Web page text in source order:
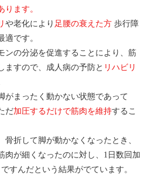
ます。
や老化により 足腰の衰えた方歩行障
です。
ンの分泌を促進することにより、筋
ますので、成人病の予防と リハビリ
がまったく動かない状態であって
だ加圧するだけで筋肉を維持するこ
骨折して脚が動かなくなったとき、
肉が細くなったのに対し、1日数回加
すんだという結果がでています。